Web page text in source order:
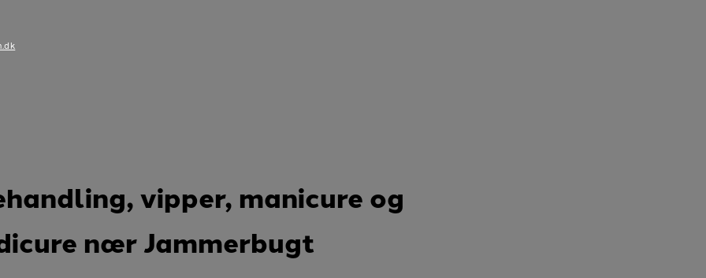
vipper, manicure og
nær Jammerbugt